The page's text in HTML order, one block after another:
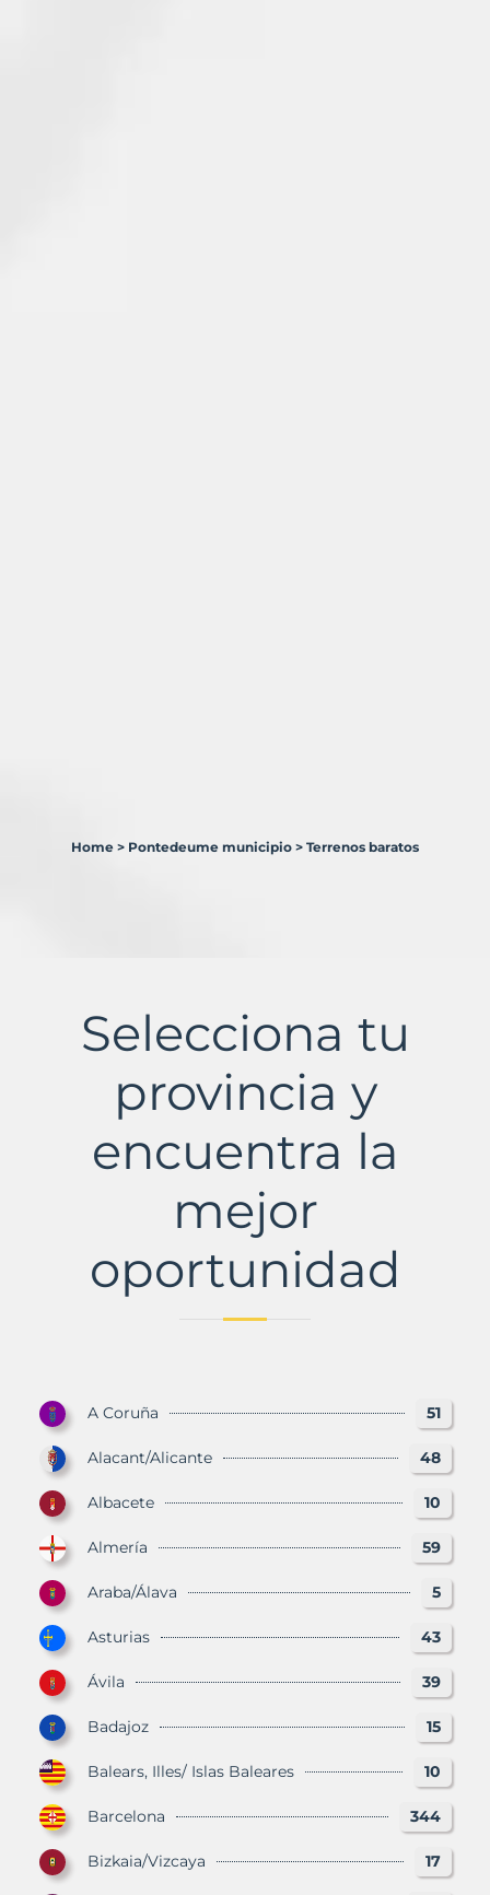
Murbalands
Home > Pontedeume municipio > Terrenos baratos
Selecciona tu
provincia y
encuentra la
mejor
oportunidad
A Coruña 51
Alacant/Alicante 48
Albacete 10
Almería 59
Araba/Álava 5
Asturias 43
Ávila 39
Badajoz 15
Balears, Illes/ Islas Baleares 10
Barcelona 344
Bizkaia/Vizcaya 17